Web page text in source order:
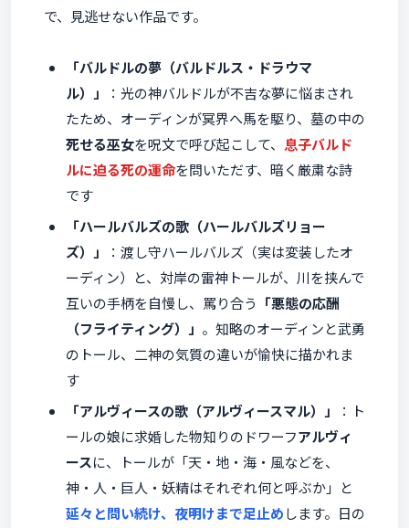
で、見逃せない作品です。
「バルドルの夢（バルドルス・ドラウマ
ル）」
：光の神バルドルが不吉な夢に悩まされ
たため、オーディンが冥界へ馬を駆り、墓の中の
死せる巫女を呪文で呼び起こして、 息子バルド
ルに迫る死の運命を問いただす、暗く厳粛な詩
です
「ハールバルズの歌（ハールバルズリョー
ズ）」
：渡し守ハールバルズ（実は変装したオ
ーディン）と、対岸の雷神トールが、川を挟んで
互いの手柄を自慢し、罵り合う 「悪態の応酬
（フライティング）」 。知略のオーディンと武勇
のトール、二神の気質の違いが愉快に描かれま
す
「アルヴィースの歌（アルヴィースマル）」
：ト
ールの娘に求婚した物知りのドワーフアルヴィ
ースに、トールが「天・地・海・風などを、
神・人・巨人・妖精はそれぞれ何と呼ぶか」と
延々と問い続け、夜明けまで足止めします。日の